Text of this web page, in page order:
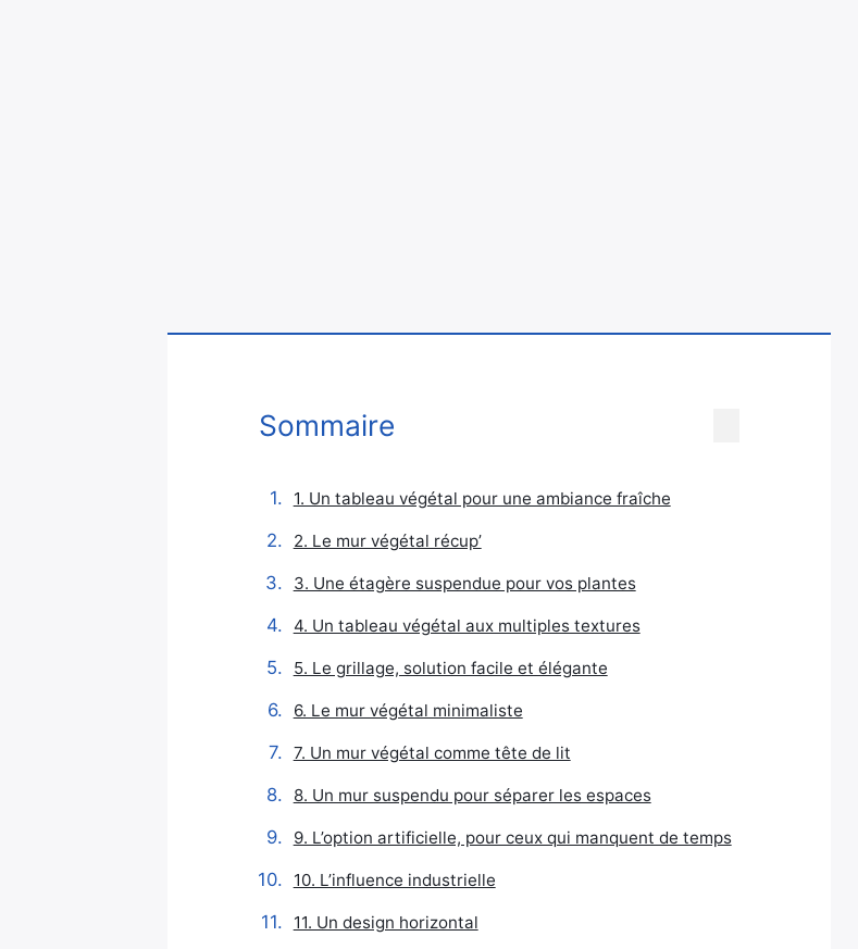
Sommaire
1. Un tableau végétal pour une ambiance fraîche
2. Le mur végétal récup’
3. Une étagère suspendue pour vos plantes
4. Un tableau végétal aux multiples textures
5. Le grillage, solution facile et élégante
6. Le mur végétal minimaliste
7. Un mur végétal comme tête de lit
8. Un mur suspendu pour séparer les espaces
9. L’option artificielle, pour ceux qui manquent de temps
10. L’influence industrielle
11. Un design horizontal